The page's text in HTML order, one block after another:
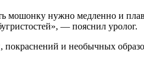
мошонку нужно медленно и
— пояснил уролог.
и необычных